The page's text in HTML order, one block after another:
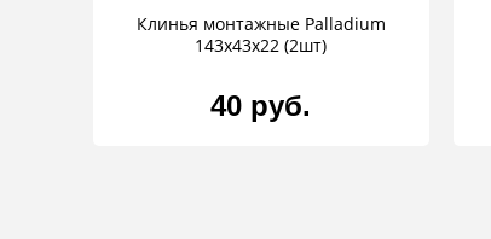
Клинья монтажные Palladium
143х43х22 (2шт)
40 руб.